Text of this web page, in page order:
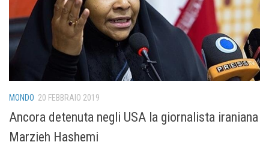
MONDO 20 FEBBRAIO 2019
Ancora detenuta negli USA la giornalista iraniana
Marzieh Hashemi